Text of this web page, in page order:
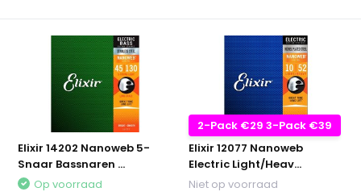
Elixir 14202 Nanoweb 5-
Snaar Bassnaren ...
Op voorraad
2-Pack €29 3-Pack €39
Elixir 12077 Nanoweb
Electric Light/Heav...
Niet op voorraad